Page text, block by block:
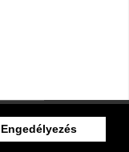
Engedélyezés